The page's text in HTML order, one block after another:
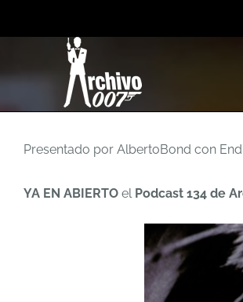
al
Presentado por AlbertoBond con
YA EN ABIERTO el Podcast 134 de